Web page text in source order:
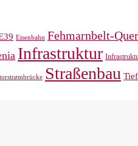
Eisenbahn Fehmarnbelt-
Infrastruktur
Straßenbau